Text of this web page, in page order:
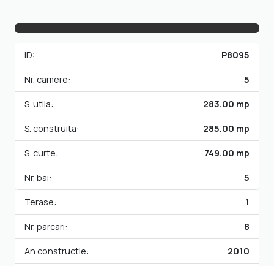
ID: P8095
Nr. camere: 5
S. utila: 283.00 mp
S. construita: 285.00 mp
S. curte: 749.00 mp
Nr. bai: 5
Terase: 1
Nr. parcari: 8
An constructie: 2010